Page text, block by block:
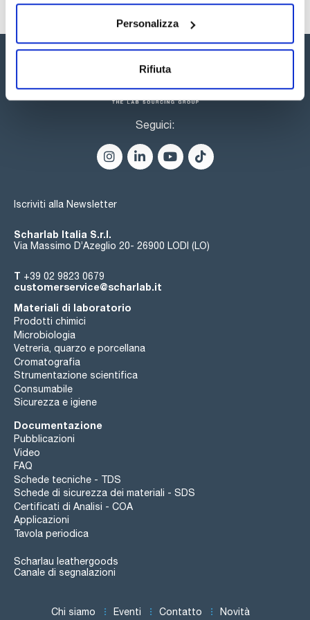
Personalizza
Rifiuta
funzionalizzazioni della silice, diametri interni e dimensioni.
Seguici:
Iscriviti alla Newsletter
Scharlab Italia S.r.l.
Via Massimo D’Azeglio 20- 26900 LODI (LO)
T +39 02 9823 0679
customerservice@scharlab.it
Materiali di laboratorio
Prodotti chimici
Microbiologia
Vetreria, quarzo e porcellana
Cromatografia
Strumentazione scientifica
Consumabile
Sicurezza e igiene
Documentazione
Pubblicazioni
Video
FAQ
Schede tecniche - TDS
Schede di sicurezza dei materiali - SDS
Certificati di Analisi - COA
Applicazioni
Tavola periodica
Scharlau leathergoods
Canale di segnalazioni
Chi siamo Eventi Contatto Novità